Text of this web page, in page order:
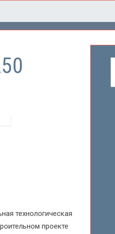
технологическая
проекте